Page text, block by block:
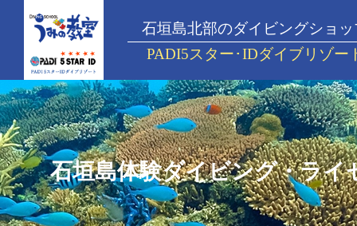
石垣島北部のダイビングショッ
PADI5スター･IDダイブリゾー
石垣島体験ダイビング・ライ